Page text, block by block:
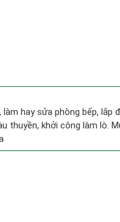
hay sửa phòng bếp,
thuyền, khởi công làm lò.